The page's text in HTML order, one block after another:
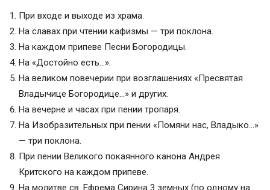
При входе и выходе из храма.
На славах при чтении кафизмы — три поклона.
На каждом припеве Песни Богородицы.
На «Достойно есть…».
На великом повечерии при возглашениях «Пресвятая
Владычице Богородице…» и других.
На вечерне и часах при пении тропаря.
На Изобразительных при пении «Помяни нас, Владыко…»
— три поклона.
При пении Великого покаянного канона Андрея
Критского на каждом припеве.
На молитве св. Ефрема Сирина 3 земных (по одному на